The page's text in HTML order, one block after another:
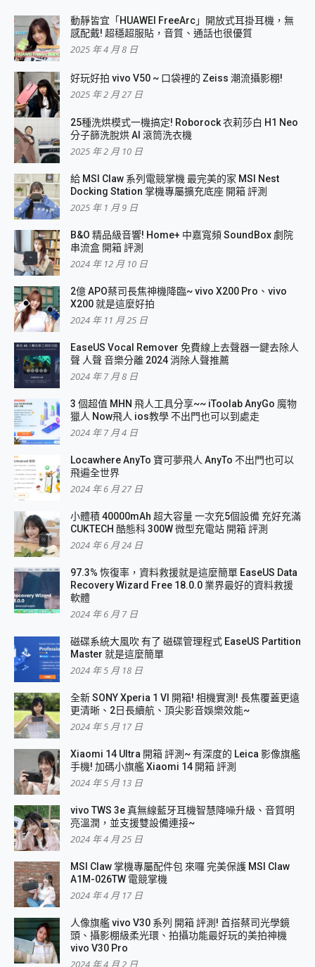
動靜皆宜「HUAWEI FreeArc」開放式耳掛耳機，無
感配戴! 超穩超服貼，音質、通話也很優質
2025 年 4 月 8 日
好玩好拍 vivo V50 ~ 口袋裡的 Zeiss 潮流攝影棚!
2025 年 2 月 27 日
25種洗烘模式一機搞定! Roborock 衣莉莎白 H1 Neo
分子篩洗脫烘 AI 滾筒洗衣機
2025 年 2 月 10 日
給 MSI Claw 系列電競掌機 最完美的家 MSI Nest
Docking Station 掌機專屬擴充底座 開箱 評測
2025 年 1 月 9 日
B&O 精品級音響! Home+ 中嘉寬頻 SoundBox 劇院
串流盒 開箱 評測
2024 年 12 月 10 日
2億 APO蔡司長焦神機降臨~ vivo X200 Pro、vivo
X200 就是這麼好拍
2024 年 11 月 25 日
EaseUS Vocal Remover 免費線上去聲器一鍵去除人
聲 人聲 音樂分離 2024 消除人聲推薦
2024 年 7 月 8 日
3 個超值 MHN 飛人工具分享~~ iToolab AnyGo 魔物
獵人 Now飛人 ios教學 不出門也可以到處走
2024 年 7 月 4 日
Locawhere AnyTo 寶可夢飛人 AnyTo 不出門也可以
飛遍全世界
2024 年 6 月 27 日
小體積 40000mAh 超大容量 一次充5個設備 充好充滿
CUKTECH 酷態科 300W 微型充電站 開箱 評測
2024 年 6 月 24 日
97.3% 恢復率，資料救援就是這麼簡單 EaseUS Data
Recovery Wizard Free 18.0.0 業界最好的資料救援
軟體
2024 年 6 月 7 日
磁碟系統大風吹 有了 磁碟管理程式 EaseUS Partition
Master 就是這麼簡單
2024 年 5 月 18 日
全新 SONY Xperia 1 VI 開箱! 相機實測! 長焦覆蓋更遠
更清晰、2日長續航、頂尖影音娛樂效能~
2024 年 5 月 17 日
Xiaomi 14 Ultra 開箱 評測~ 有深度的 Leica 影像旗艦
手機! 加碼小旗艦 Xiaomi 14 開箱 評測
2024 年 5 月 13 日
vivo TWS 3e 真無線藍牙耳機智慧降噪升級、音質明
亮溫潤，並支援雙設備連接~
2024 年 4 月 25 日
MSI Claw 掌機專屬配件包 來囉 完美保護 MSI Claw
A1M-026TW 電競掌機
2024 年 4 月 17 日
人像旗艦 vivo V30 系列 開箱 評測! 首搭蔡司光學鏡
頭、攝影棚級柔光環、拍攝功能最好玩的美拍神機
vivo V30 Pro
2024 年 4 月 2 日